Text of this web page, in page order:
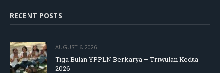
RECENT POSTS
AUGUST 6, 2026
Tiga Bulan YPPLN Berkarya – Triwulan Kedua
2026